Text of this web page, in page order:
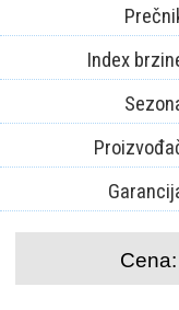
Index
Cena: